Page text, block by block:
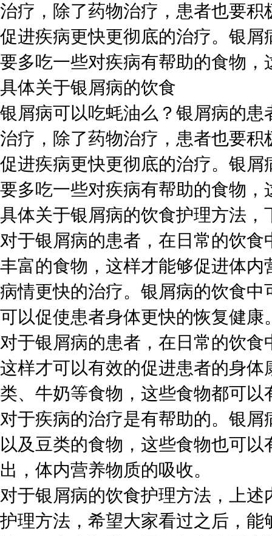
治疗，除了药物治疗，患者也要
促进疾病更快更彻底的治疗。银
要多吃一些对疾病有帮助的食物
具体关于银屑病的饮食
银屑病可以吃蚝油么？银屑病的
治疗，除了药物治疗，患者也要
促进疾病更快更彻底的治疗。银
要多吃一些对疾病有帮助的食物
具体关于银屑病的饮食护理方法
对于银屑病的患者，在日常的饮
丰富的食物，这样才能够促进体
病情更快的治疗。银屑病的饮食
可以促使患者身体更快的恢复健康
对于银屑病的患者，在日常的饮
这样才可以有效的促进患者的身
类、牛奶等食物，这些食物都可
对于疾病的治疗是有帮助的。银
以及豆类的食物，这些食物也可以
出，体内营养物质的吸收。
对于银屑病的饮食护理方法，上
护理方法，希望大家看过之后，